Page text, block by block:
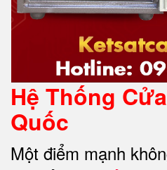
Hệ Thống
Quốc
Một điểm mạnh